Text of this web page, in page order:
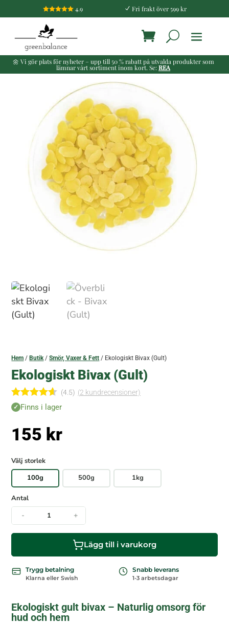
4.9 N Fri frakt över 599 kr
🌼 Vi gör plats för nyheter – upp till 50 % rabatt på utvalda produkter som
lämnar vårt sortiment inom kort. Se:REA
Hem / Butik/Smör, Vaxer & Fett / Ekologiskt Bivax (Gult)
Ekologiskt Bivax (Gult)
Betygsatt
4.50
på
kundrecen
(4.5) (2 kundrecensioner)
Finns i lager
155 kr
Välj storlek
100g
500g 1kg
Antal
- +
Lägg till i varukorg
Trygg betalning
Klarna eller Swish
Snabb leverans
1-3 arbetsdagar
Ekologiskt gult bivax – Naturlig omsorg för
hud och hem